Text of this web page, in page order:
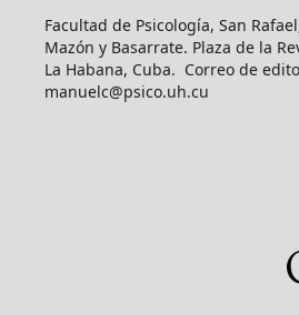
Facultad de Psicología, San
Mazón y Basarrate. Plaza de la
La Habana, Cuba. Correo de
manuelc@psico.uh.cu